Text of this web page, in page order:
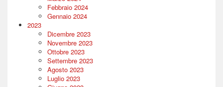
Febbraio 2024
Gennaio 2024
2023
Dicembre 2023
Novembre 2023
Ottobre 2023
Settembre 2023
Agosto 2023
Luglio 2023